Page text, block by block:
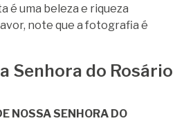
é uma beleza e riqueza
note que a fotografia é
Senhora do Rosário
NOSSA SENHORA DO